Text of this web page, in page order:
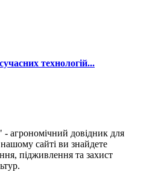
технологій...
агрономічний довідник для
сайті ви знайдете
підживлення та захист